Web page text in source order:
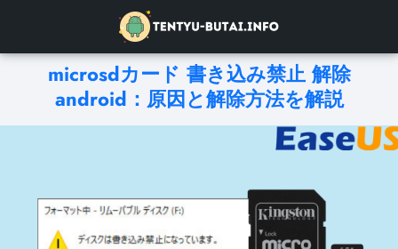
microsdカード 書き込み禁止 解除
android：原因と解除方法を解説